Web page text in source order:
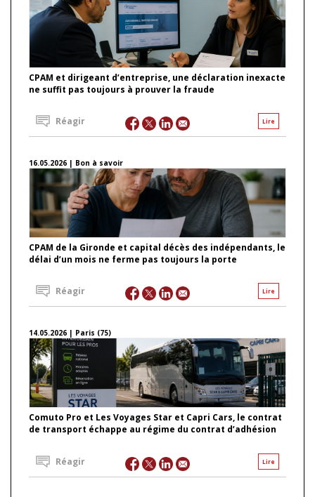
CPAM et dirigeant d’entreprise, une déclaration inexacte
ne suffit pas toujours à prouver la fraude
Lire
Réagir
16.05.2026 | Bon à savoir
CPAM de la Gironde et capital décès des indépendants, le
délai d’un mois ne ferme pas toujours la porte
Lire
Réagir
14.05.2026 | Paris (75)
Comuto Pro et Les Voyages Star et Capri Cars, le contrat
de transport échappe au régime du contrat d’adhésion
Lire
Réagir